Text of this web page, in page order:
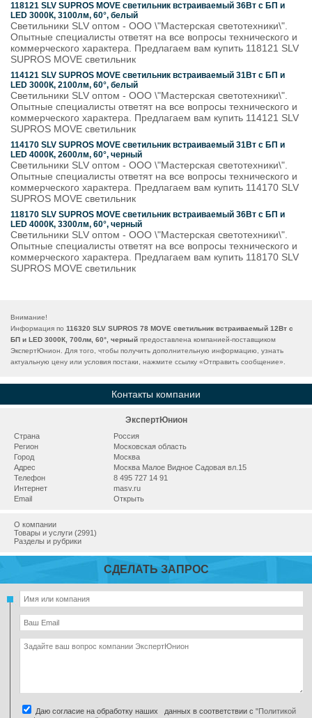
118121 SLV SUPROS MOVE светильник встраиваемый 36Вт с БП и
LED 3000К, 3100лм, 60°, белый
Светильники SLV оптом - ООО \"Мастерская светотехники\".
Опытные специалисты ответят на все вопросы технического и
коммерческого характера. Предлагаем вам купить 118121 SLV
SUPROS MOVE светильник
114121 SLV SUPROS MOVE светильник встраиваемый 31Вт с БП и
LED 3000К, 2100лм, 60°, белый
Светильники SLV оптом - ООО \"Мастерская светотехники\".
Опытные специалисты ответят на все вопросы технического и
коммерческого характера. Предлагаем вам купить 114121 SLV
SUPROS MOVE светильник
114170 SLV SUPROS MOVE светильник встраиваемый 31Вт с БП и
LED 4000К, 2600лм, 60°, черный
Светильники SLV оптом - ООО \"Мастерская светотехники\".
Опытные специалисты ответят на все вопросы технического и
коммерческого характера. Предлагаем вам купить 114170 SLV
SUPROS MOVE светильник
118170 SLV SUPROS MOVE светильник встраиваемый 36Вт с БП и
LED 4000К, 3300лм, 60°, черный
Светильники SLV оптом - ООО \"Мастерская светотехники\".
Опытные специалисты ответят на все вопросы технического и
коммерческого характера. Предлагаем вам купить 118170 SLV
SUPROS MOVE светильник
Внимание!
Информация по 116320 SLV SUPROS 78 MOVE светильник встраиваемый 12Вт с
БП и LED 3000К, 700лм, 60°, черный предоставлена компанией-поставщиком
ЭкспертЮнион. Для того, чтобы получить дополнительную информацию, узнать
актуальную цену или условия постаки, нажмите ссылку «Отправить сообщение».
Контакты компании
ЭкспертЮнион
Страна
Россия
Регион
Московская область
Город
Москва
Адрес
Москва Малое Видное Садовая вл.15
Телефон
8 495 727 14 91
Интернет
masv.ru
Email
Открыть
О компании
Товары и услуги (2991)
Разделы и рубрики
СДЕЛАТЬ ЗАПРОС
Даю согласие на обработку наших данных в соответствии с "Политикой